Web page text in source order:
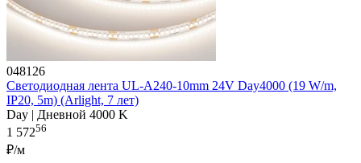
048126
Светодиодная лента UL-A240-10mm 24V Day4000 (19 W/m,
IP20, 5m) (Arlight, 7 лет)
Day | Дневной 4000 K
1 57256
₽/м